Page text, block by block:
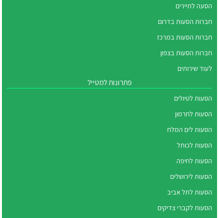
הסעה לתיירים
חברות הסעות בדרום
חברות הסעות במרכז
חברות הסעות בצפון
לעוד שירותים
פתרונות למטייל
הסעות לטיולים
הסעות לחרמון
הסעות לים המלח
הסעות לכותל
הסעות לחיפה
הסעות לירושלים
הסעות לתל אביב
הסעות לקברי צדיקים